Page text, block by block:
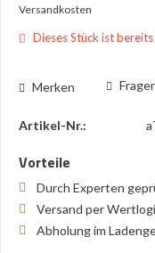
Versandkosten
Dieses Stück ist
Merken
Artikel-Nr.:
Vorteile
Durch Experten
Versand per
Abholung im